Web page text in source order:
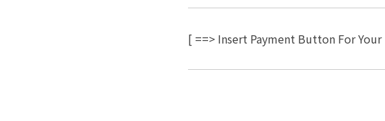
[ ==> Insert Payment Button For